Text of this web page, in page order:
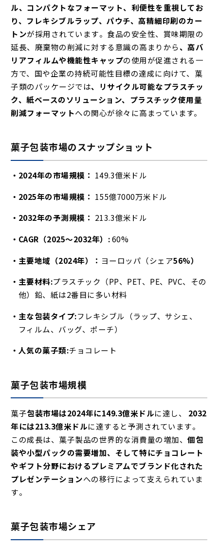
ル、コンパクトなフォーマット、利便性を重視してお
り、 フレキシブルラップ、パウチ、高精細印刷のカー
トンが採用されています。食品の安全性、賞味期限の
延長、廃棄物の削減に対する意識の高まりから、高バ
リアフィルムや機能性キャップの使用が促進される一
方で、国や企業の持続可能性目標の達成に向けて、菓
子類のパッケージでは、リサイクル可能なプラスチッ
ク、紙ベースのソリューション、プラスチック使用量
削減フォーマットへの関心が徐々に高まっています。
菓子包装市場のスナップショット
2024年の市場規模： 149.3億米ドル
2025年の市場規模： 155億7000万米ドル
2032年の予測規模： 213.3億米ドル
CAGR（2025～2032年）:60%
主要地域（2024年）： ヨーロッパ（シェア56%）
主要材料:プラスチック（PP、PET、PE、PVC、その
他）鉛、紙は2番目に多い材料
主な包装タイプ:フレキシブル（ラップ、サシェ、
フィルム、バッグ、ポーチ）
人気の菓子類:チョコレート
菓子包装市場規模
菓子包装市場は2024年に149.3億米ドルに達し、 2032
年には213.3億米ドルに達すると予測されています。
この成長は、菓子製品の世界的な消費量の増加、個包
装や小型パックの需要増加、そして特にチョコレート
やギフト分野におけるプレミアムでブランド化された
プレゼンテーションへの移行によって支えられていま
す。
菓子包装市場シェア